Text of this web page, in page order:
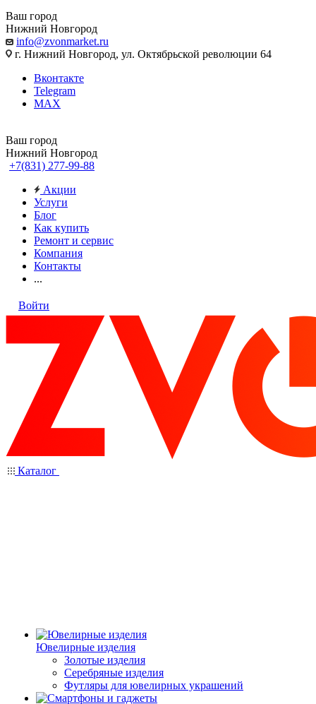
Ваш город
Нижний Новгород
info@zvonmarket.ru
г. Нижний Новгород, ул. Октябрьской революции 64
Вконтакте
Telegram
MAX
Ваш город
Нижний Новгород
+7(831) 277-99-88
Акции
Услуги
Блог
Как купить
Ремонт и сервис
Компания
Контакты
...
Войти
Каталог
Ювелирные изделия
Золотые изделия
Серебряные изделия
Футляры для ювелирных украшений